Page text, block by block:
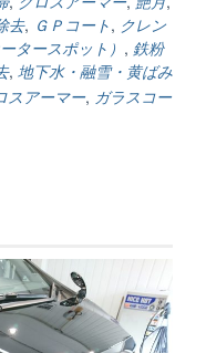
去, ＧＰコート, クレン
タースポット） , 鉄粉
, 地下水・融雪・黄ばみ
スアーマー, ガラスコー